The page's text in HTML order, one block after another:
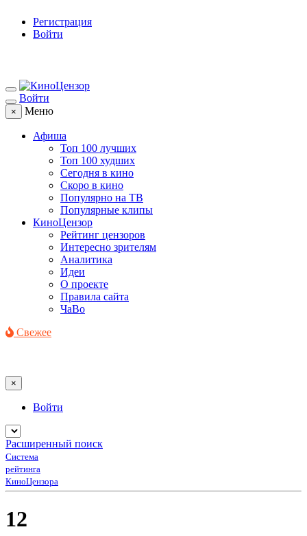
Регистрация
Войти
Войти
× Меню
Афиша
Топ 100 лучших
Топ 100 худших
Сегодня в кино
Скоро в кино
Популярно на ТВ
Популярные клипы
КиноЦензор
Рейтинг цензоров
Интересно зрителям
Аналитика
Идеи
О проекте
Правила сайта
ЧаВо
Свежее
×
Войти
Расширенный поиск
Система
рейтинга
КиноЦензора
12